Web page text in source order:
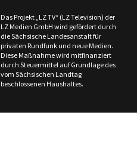
Das Projekt „LZ TV“ (LZ Television) der
LZ Medien GmbH wird gefördert durch
die Sächsische Landesanstalt für
privaten Rundfunk und neue Medien.
Diese Maßnahme wird mitfinanziert
durch Steuermittel auf Grundlage des
vom Sächsischen Landtag
beschlossenen Haushaltes.